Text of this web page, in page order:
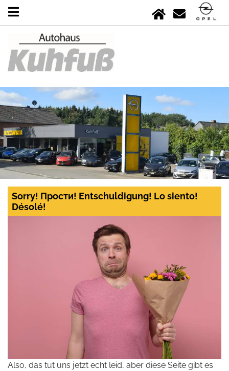
Sorry! Прости! Entschuldigung! Lo siento!
Désolé!
Also, das tut uns jetzt echt leid, aber diese Seite gibt es